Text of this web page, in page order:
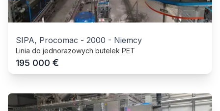
SIPA, Procomac - 2000 - Niemcy
Linia do jednorazowych butelek PET
195 000 €